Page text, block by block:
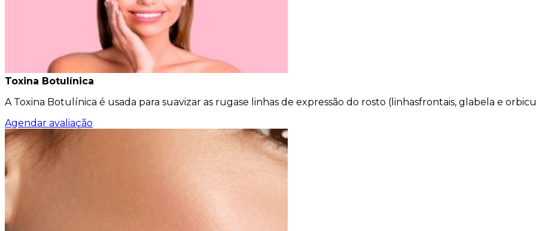
Toxina Botulínica
A Toxina Botulínica é usada para suavizar as rugase linhas de expressão do rosto (linhasfrontais, glabela e
Agendar avaliação